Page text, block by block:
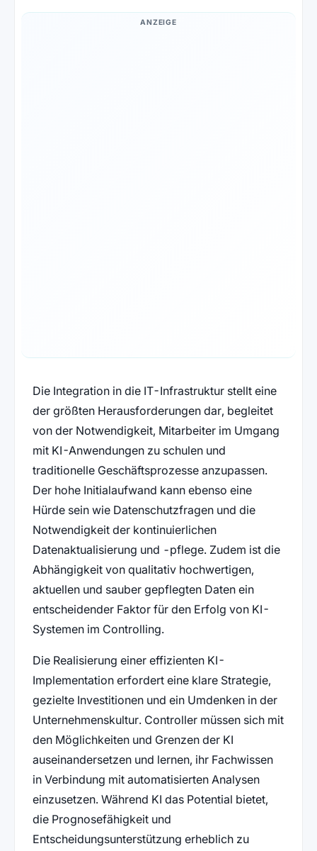
ANZEIGE
Die Integration in die IT-Infrastruktur stellt eine
der größten Herausforderungen dar, begleitet
von der Notwendigkeit, Mitarbeiter im Umgang
mit KI-Anwendungen zu schulen und
traditionelle Geschäftsprozesse anzupassen.
Der hohe Initialaufwand kann ebenso eine
Hürde sein wie Datenschutzfragen und die
Notwendigkeit der kontinuierlichen
Datenaktualisierung und -pflege. Zudem ist die
Abhängigkeit von qualitativ hochwertigen,
aktuellen und sauber gepflegten Daten ein
entscheidender Faktor für den Erfolg von KI-
Systemen im Controlling.
Die Realisierung einer effizienten KI-
Implementation erfordert eine klare Strategie,
gezielte Investitionen und ein Umdenken in der
Unternehmenskultur. Controller müssen sich mit
den Möglichkeiten und Grenzen der KI
auseinandersetzen und lernen, ihr Fachwissen
in Verbindung mit automatisierten Analysen
einzusetzen. Während KI das Potential bietet,
die Prognosefähigkeit und
Entscheidungsunterstützung erheblich zu